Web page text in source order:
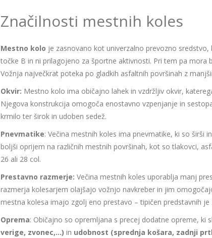
Značilnosti mestnih koles
Mestno kolo je zasnovano kot univerzalno prevozno
točke B in ni prilagojeno za športne aktivnosti. Pri tem pa
Vožnja največkrat poteka po gladkih asfaltnih površinah z
Okvir: Mestno kolo ima običajno lahek in vzdržljiv okvir,
Njegova konstrukcija omogoča enostavno vzpenjanje in
krmilo ter širok in udoben sedež.
Pnevmatike: Večina mestnih koles ima pnevmatike, ki so širši
boljši oprijem na različnih mestnih površinah, kot so tlakovci,
26 ali 28 col.
Prestavno razmerje: Večina mestnih koles uporablja manj
razmerja kolesarjem olajšajo vožnjo navkreber in jim
mestna kolesa imajo zgolj eno prestavo – tipičen predstavnih je
Oprema: Običajno so opremljana s precej dodatne opreme, ki
verige, zvonec,…) in udobnost (sprednja košara, zadnji